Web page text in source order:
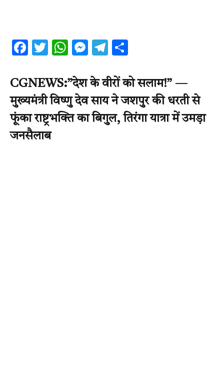
Facebook
Twitter
WhatsApp
Messenger
Telegram
CGNEWS:”देश के वीरों को सलाम!” —
मुख्यमंत्री विष्णु देव साय ने जशपुर की धरती से
फूंका राष्ट्रभक्ति का बिगुल, तिरंगा यात्रा में उमड़ा
जनसैलाब